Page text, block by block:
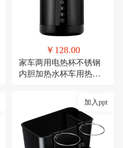
￥128.00
家车两用电热杯不锈钢
内胆加热水杯车用热水
加入ppt